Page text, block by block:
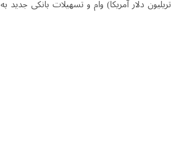
2025 میلادی، بانک‌های چین 12.92 تریلیون یوان (حدود 1.81 تریلیون دلار آمریکا) وام و تسهیلات بانکی جدید به